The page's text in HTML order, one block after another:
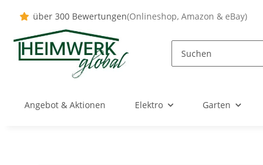
über 300 Bewertungen(Onlineshop, Amazon & eBay)
Angebot & Aktionen Elektro Garten